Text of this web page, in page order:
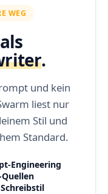
WEG
.
und kein
liest nur
Stil und
Standard.
Engineering